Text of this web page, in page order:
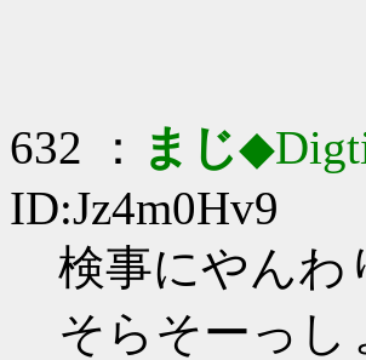
632 ： まじ
ID:Jz4m0Hv9
検事にやんわ
そらそーっし